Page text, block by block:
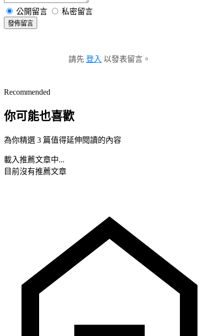
公開留言 私密留言
發佈留言
請先 登入 以發表留言。
Recommended
你可能也喜歡
為你精選 3 篇值得延伸閱讀的內容
載入推薦文章中...
目前沒有推薦文章